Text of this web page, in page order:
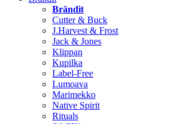
Brändit
Cutter & Buck
J.Harvest & Frost
Jack & Jones
Klippan
Kupilka
Label-Free
Lumoava
Marimekko
Native Spirit
Rituals